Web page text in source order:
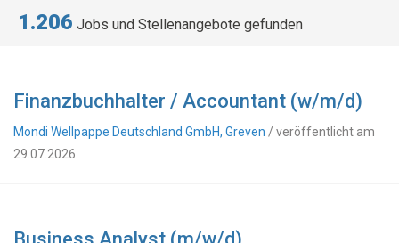
1.206 Jobs und Stellenangebote gefunden
Finanzbuchhalter / Accountant (w/m/d)
Mondi Wellpappe Deutschland GmbH, Greven / veröffentlicht am
29.07.2026